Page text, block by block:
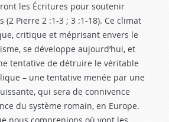
les Écritures pour soutenir
(2 Pierre 2 :1-3 ; 3 :1-18). Ce climat
critique et méprisant envers le
se développe aujourd’hui, et
tentative de détruire le véritable
– une tentative menée par une
qui sera de connivence
du système romain, en Europe.